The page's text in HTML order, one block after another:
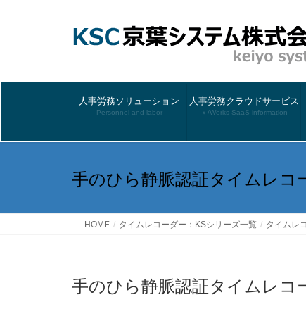
人事労務ソリューション
Personnel and labor
人事労務クラウドサービス
ｘ/Works-SaaS information
手のひら静脈認証タイムレコ
HOME タイムレコーダー：KSシリーズ一覧 タイムレ
手のひら静脈認証タイムレコ